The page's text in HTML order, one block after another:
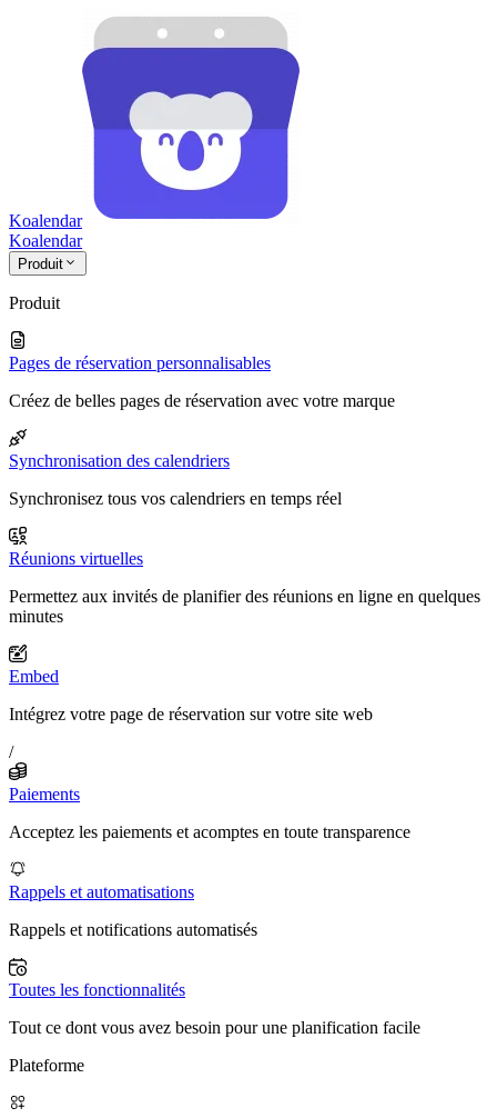
Koalendar
Koalendar
Produit
Produit
Pages de réservation personnalisables
Créez de belles pages de réservation avec votre marque
Synchronisation des calendriers
Synchronisez tous vos calendriers en temps réel
Réunions virtuelles
Permettez aux invités de planifier des réunions en ligne en quelques
minutes
Embed
Intégrez votre page de réservation sur votre site web
/
Paiements
Acceptez les paiements et acomptes en toute transparence
Rappels et automatisations
Rappels et notifications automatisés
Toutes les fonctionnalités
Tout ce dont vous avez besoin pour une planification facile
Plateforme